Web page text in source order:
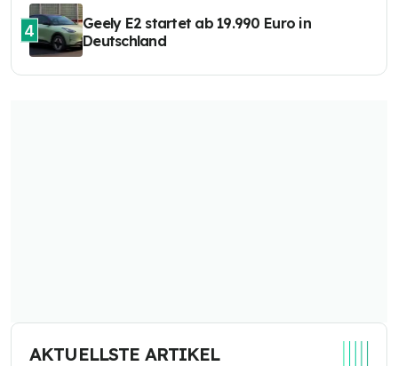
4
Geely E2 startet ab 19.990 Euro in
Deutschland
AKTUELLSTE ARTIKEL